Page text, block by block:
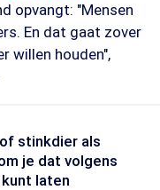
opvangt: "Mensen
En dat gaat zover
willen houden",
stinkdier als
je dat volgens
laten